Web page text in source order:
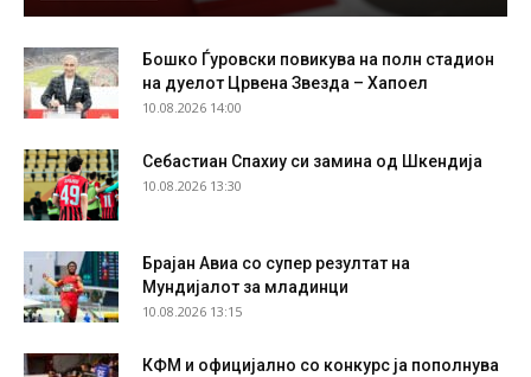
Бошко Ѓуровски повикува на полн стадион
на дуелот Црвена Звезда – Хапоел
10.08.2026 14:00
Себастиан Спахиу си замина од Шкендија
10.08.2026 13:30
Брајан Авиа со супер резултат на
Мундијалот за младинци
10.08.2026 13:15
КФМ и официјално со конкурс ја пополнува